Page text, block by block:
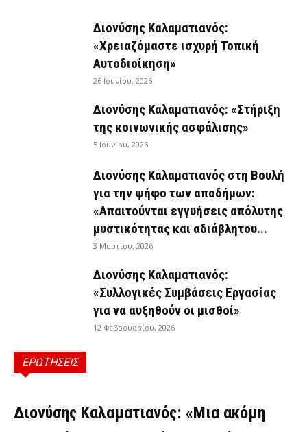
Διονύσης Καλαματιανός:
«Χρειαζόμαστε ισχυρή Τοπική
Αυτοδιοίκηση»
26 Ιουνίου, 2026
Διονύσης Καλαματιανός: «Στήριξη
της κοινωνικής ασφάλισης»
5 Ιουνίου, 2026
Διονύσης Καλαματιανός στη Βουλή
για την ψήφο των αποδήμων:
«Απαιτούνται εγγυήσεις απόλυτης
μυστικότητας και αδιάβλητου...
3 Μαρτίου, 2026
Διονύσης Καλαματιανός:
«Συλλογικές Συμβάσεις Εργασίας
για να αυξηθούν οι μισθοί»
12 Φεβρουαρίου, 2026
ΕΡΩΤΗΣΕΙΣ
ΕΡΩΤΉΣΕΙΣ
Διονύσης Καλαματιανός: «Μια ακόμη